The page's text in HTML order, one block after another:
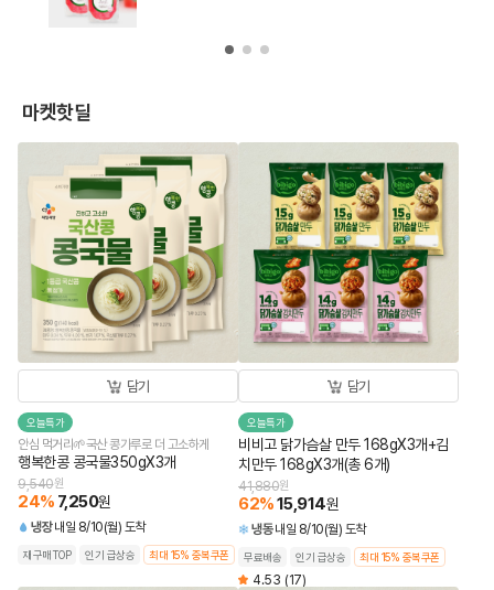
마켓핫딜
담기
오늘특가
안심 먹거리🌱국산 콩가루로 더 고소하게
행복한콩 콩국물350gX3개
9,540원
24% 7,250원
냉장 내일 8/10(월) 도착
재구매TOP 인기 급상승 최대 15% 중복쿠폰
담기
오늘특가
비비고 닭가슴살 만두 168gX3개+김
치만두 168gX3개(총 6개)
41,880원
62%15,914원
냉동 내일 8/10(월) 도착
무료배송 인기 급상승 최대 15% 중복쿠폰
4.53 (17)